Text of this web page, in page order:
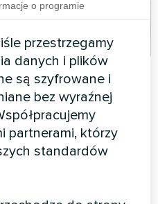
z serii
o programie
przestrzegamy
danych i plików
są szyfrowane i
bez wyraźnej
partnerami, którzy
standardów